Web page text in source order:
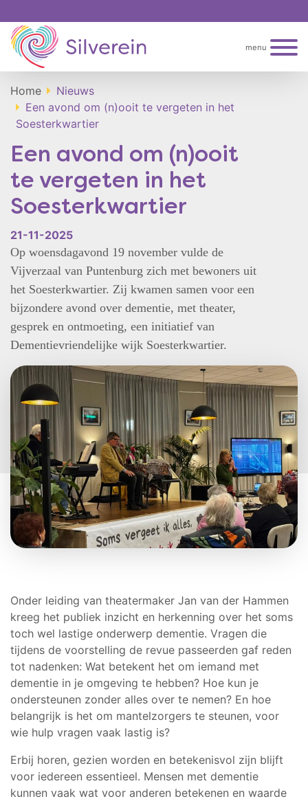
menu
Home
Nieuws
Een avond om (n)ooit te vergeten in het
Soesterkwartier
Een avond om (n)ooit
te vergeten in het
Soesterkwartier
21-11-2025
Op woensdagavond 19 november vulde de
Vijverzaal van Puntenburg zich met bewoners uit
het Soesterkwartier. Zij kwamen samen voor een
bijzondere avond over dementie, met theater,
gesprek en ontmoeting, een initiatief van
Dementievriendelijke wijk Soesterkwartier.
Onder leiding van theatermaker Jan van der Hammen
kreeg het publiek inzicht en herkenning over het soms
toch wel lastige onderwerp dementie. Vragen die
tijdens de voorstelling de revue passeerden gaf reden
tot nadenken: Wat betekent het om iemand met
dementie in je omgeving te hebben? Hoe kun je
ondersteunen zonder alles over te nemen? En hoe
belangrijk is het om mantelzorgers te steunen, voor
wie hulp vragen vaak lastig is?
Erbij horen, gezien worden en betekenisvol zijn blijft
voor iedereen essentieel. Mensen met dementie
kunnen vaak wat voor anderen betekenen en waarde